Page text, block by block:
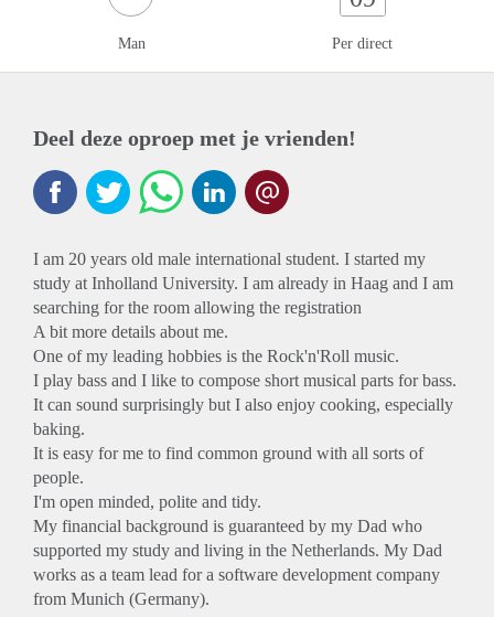
Man Per direct
Deel deze oproep met je vrienden!
I am 20 years old male international student. I started my
study at Inholland University. I am already in Haag and I am
searching for the room allowing the registration
A bit more details about me.
One of my leading hobbies is the Rock'n'Roll music.
I play bass and I like to compose short musical parts for bass.
It can sound surprisingly but I also enjoy cooking, especially
baking.
It is easy for me to find common ground with all sorts of
people.
I'm open minded, polite and tidy.
My financial background is guaranteed by my Dad who
supported my study and living in the Netherlands. My Dad
works as a team lead for a software development company
from Munich (Germany).